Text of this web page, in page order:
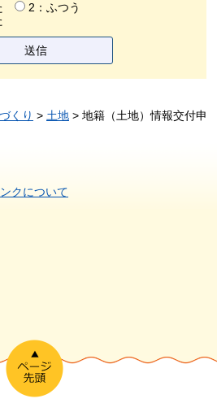
2：ふつう
くり > 土地 > 地籍（土地）情報交付申
クについて